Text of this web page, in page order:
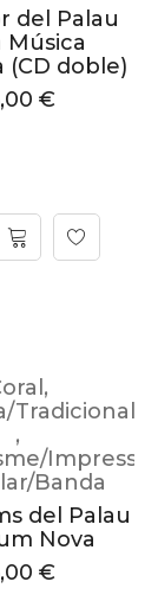
del Palau
Música
(CD doble)
€
,
Tradicional
,
Banda
del Palau
Nova
€